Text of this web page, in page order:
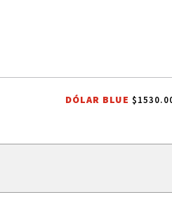
CARLOS SADIR ALTO COMEDERO
DÓLAR BLUE